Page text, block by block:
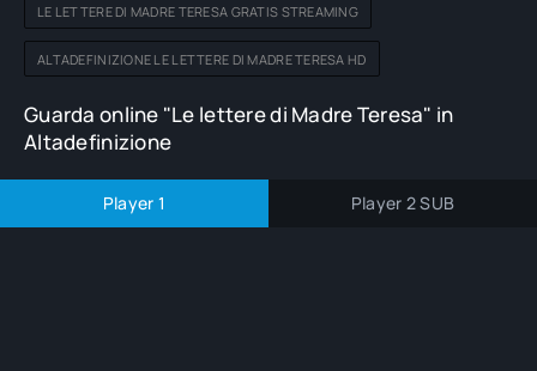
LE LETTERE DI MADRE TERESA GRATIS STREAMING
ALTADEFINIZIONE LE LETTERE DI MADRE TERESA HD
Guarda online "Le lettere di Madre Teresa" in
Altadefinizione
Player 1 Player 2 SUB